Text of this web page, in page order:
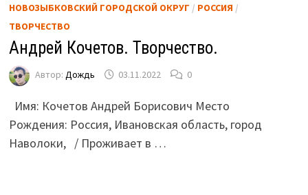
НОВОЗЫБКОВСКИЙ ГОРОДСКОЙ ОКРУГ / РОССИЯ /
ТВОРЧЕСТВО
Андрей Кочетов. Творчество.
Автор: Дождь 03.11.2022 0
Имя: Кочетов Андрей Борисович Место
Рождения: Россия, Ивановская область, город
Наволоки, / Проживает в …